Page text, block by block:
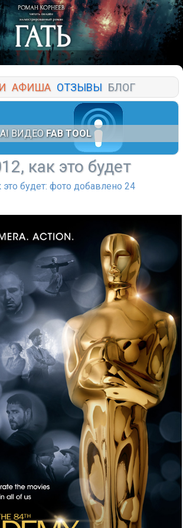
АФИША ОТЗЫВЫ БЛОГ
ВИДЕО FAB TOOL
как это будет
будет: фото добавлено 24